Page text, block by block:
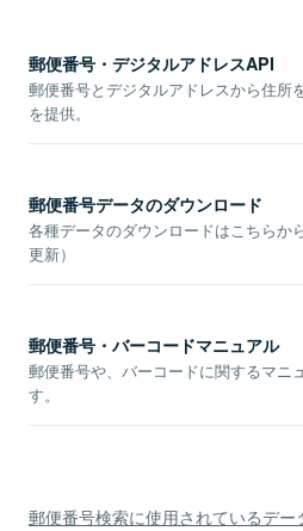
郵便番号・デジタルアドレスAPI
郵便番号とデジタルアドレスから住所
を提供。
郵便番号データのダウンロード
各種データのダウンロードはこちらか
更新）
郵便番号・バーコードマニュアル
郵便番号や、バーコードに関するマニ
す。
郵便番号検索に使用されているデー